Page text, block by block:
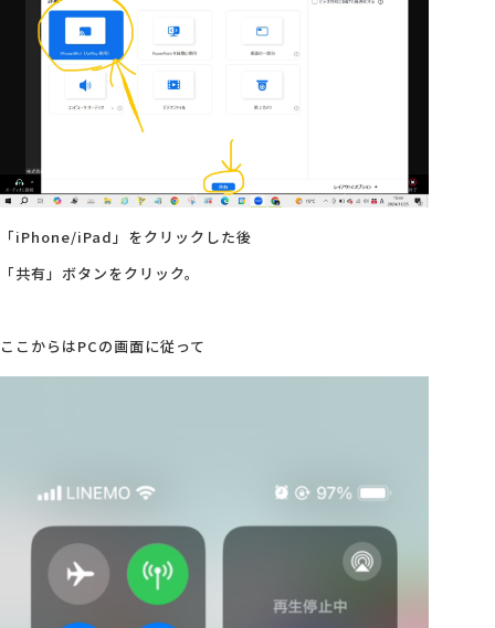
「iPhone/iPad」をクリックした後
「共有」ボタンをクリック。
ここからはPCの画面に従って